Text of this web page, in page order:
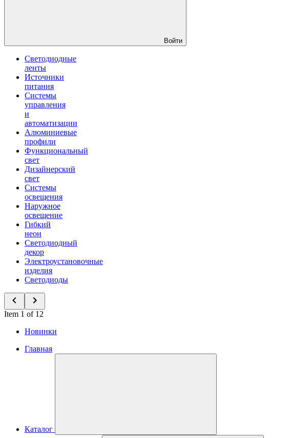
Войти
Светодиодные
ленты
Источники
питания
Системы
управления
и
автоматизации
Алюминиевые
профили
Функциональный
свет
Дизайнерский
свет
Системы
освещения
Наружное
освещение
Гибкий
неон
Светодиодный
декор
Электроустановочные
изделия
Светодиоды
Item 1 of 12
Новинки
Главная
Каталог